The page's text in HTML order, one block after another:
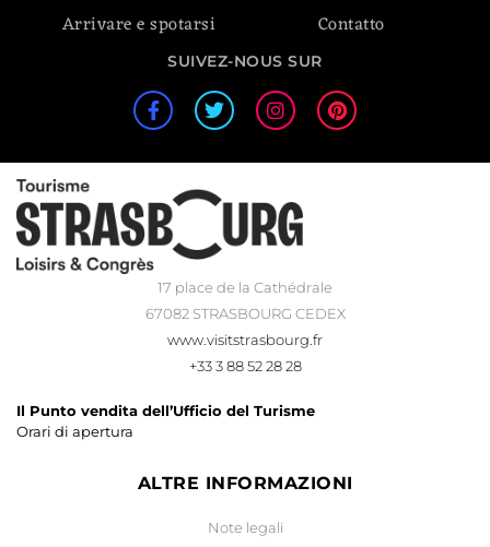
Arrivare e spotarsi
Contatto
SUIVEZ-NOUS SUR
17 place de la Cathédrale
67082 STRASBOURG CEDEX
www.visitstrasbourg.fr
+33 3 88 52 28 28
Il Punto vendita dell’Ufficio del Turisme
Orari di apertura
ALTRE INFORMAZIONI
Note legali